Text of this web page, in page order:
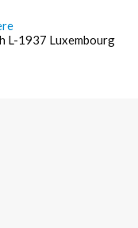
L-1937 Luxembourg